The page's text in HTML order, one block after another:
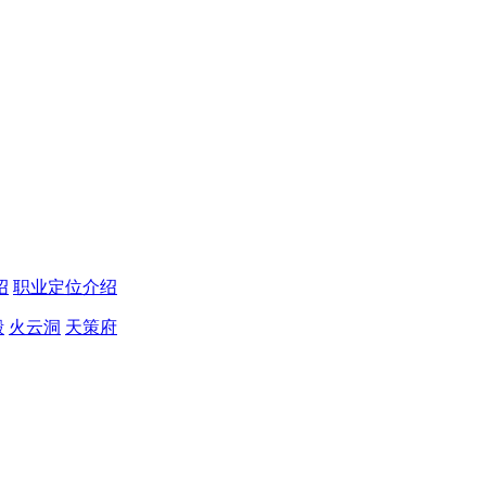
职业定位介绍
火云洞 天策府